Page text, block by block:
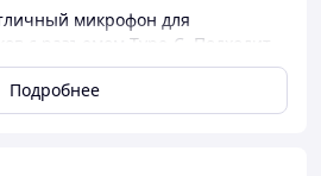
микрофон для
с разъемом Type-C. Подходит
а также Windows и MacOS.
сигнала обеспечивает
Подробнее